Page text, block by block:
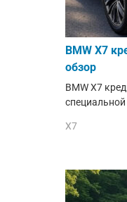
BMW X7
обзор
BMW X7
X7